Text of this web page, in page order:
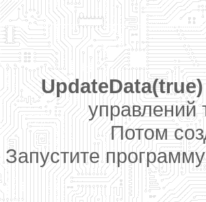
UpdateData(true)
управлений
Потом
Запустите